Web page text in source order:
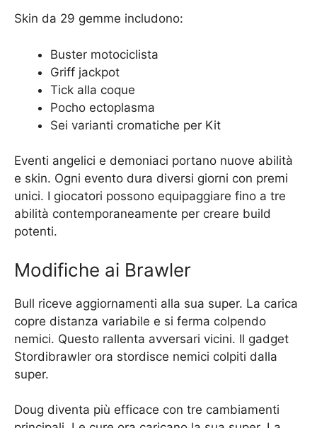
Skin da 29 gemme includono:
Buster motociclista
Griff jackpot
Tick alla coque
Pocho ectoplasma
Sei varianti cromatiche per Kit
Eventi angelici e demoniaci portano nuove abilità
e skin. Ogni evento dura diversi giorni con premi
unici. I giocatori possono equipaggiare fino a tre
abilità contemporaneamente per creare build
potenti.
Modifiche ai Brawler
Bull riceve aggiornamenti alla sua super. La carica
copre distanza variabile e si ferma colpendo
nemici. Questo rallenta avversari vicini. Il gadget
Stordibrawler ora stordisce nemici colpiti dalla
super.
Doug diventa più efficace con tre cambiamenti